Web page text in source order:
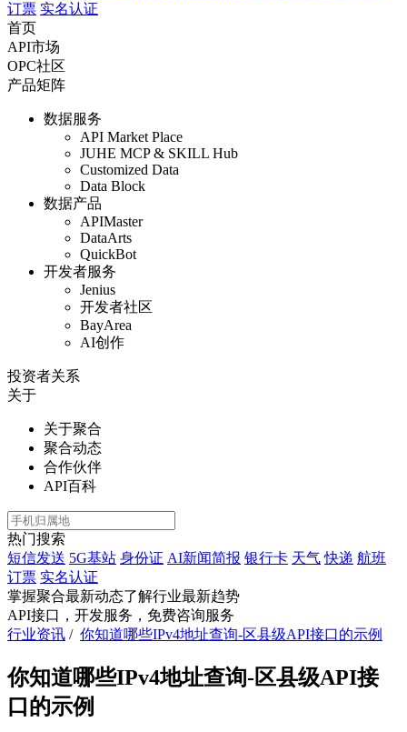
订票 实名认证
首页
API市场
OPC社区
产品矩阵
数据服务
API Market Place
JUHE MCP & SKILL Hub
Customized Data
Data Block
数据产品
APIMaster
DataArts
QuickBot
开发者服务
Jenius
开发者社区
BayArea
AI创作
投资者关系
关于
关于聚合
聚合动态
合作伙伴
API百科
热门搜索
短信发送 5G基站 身份证 AI新闻简报 银行卡 天气 快递 航班
订票 实名认证
掌握聚合最新动态了解行业最新趋势
API接口，开发服务，免费咨询服务
行业资讯 / 你知道哪些IPv4地址查询-区县级API接口的示例
你知道哪些IPv4地址查询-区县级API接
口的示例